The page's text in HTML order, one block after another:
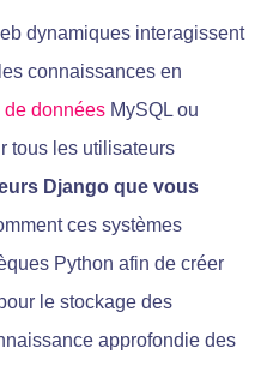
dynamiques interagissent
connaissances en
données MySQL ou
tous les utilisateurs
Django que vous
ces systèmes
Python afin de créer
le stockage des
approfondie des